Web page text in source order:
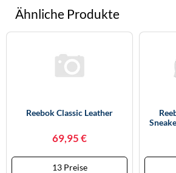
Ähnliche Produkte
Reebok Classic Leather
69,95 €
13 Preise